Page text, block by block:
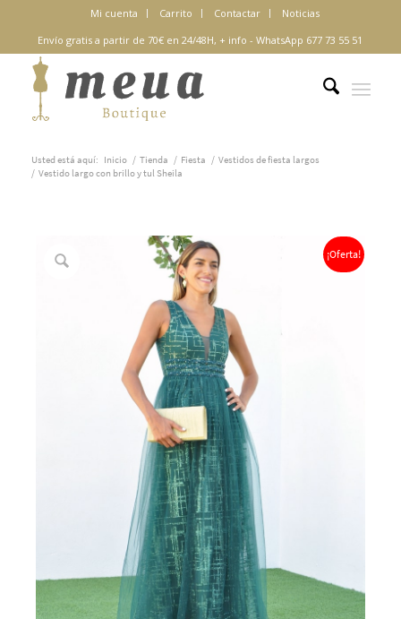
Mi cuenta Carrito Contactar
Noticias
Envío gratis a partir de 70€ en 24/48H, + info -WhatsApp 677 73 55 51
Usted está aquí: Inicio / Tienda / Fiesta / Vestidos de fiesta largos
/ Vestido largo con brillo y tul Sheila
¡Oferta!